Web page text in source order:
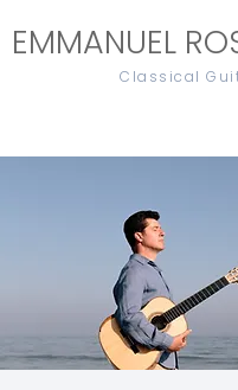
EMMANUEL
Classical